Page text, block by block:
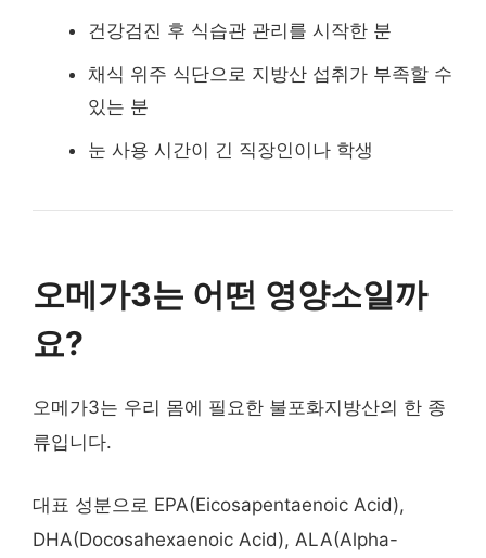
건강검진 후 식습관 관리를 시작한 분
채식 위주 식단으로 지방산 섭취가 부족할 수
있는 분
눈 사용 시간이 긴 직장인이나 학생
오메가3는 어떤 영양소일까
요?
오메가3는 우리 몸에 필요한 불포화지방산의 한 종
류입니다.
대표 성분으로 EPA(Eicosapentaenoic Acid),
DHA(Docosahexaenoic Acid), ALA(Alpha-